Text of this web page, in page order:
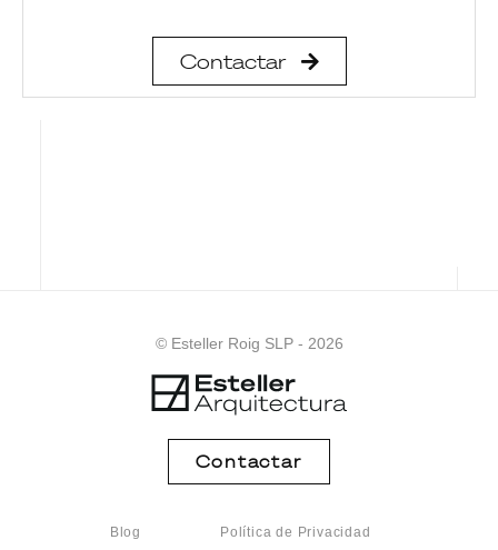
Contactar
© Esteller Roig SLP - 2026
Contactar
Blog Política de Privacidad